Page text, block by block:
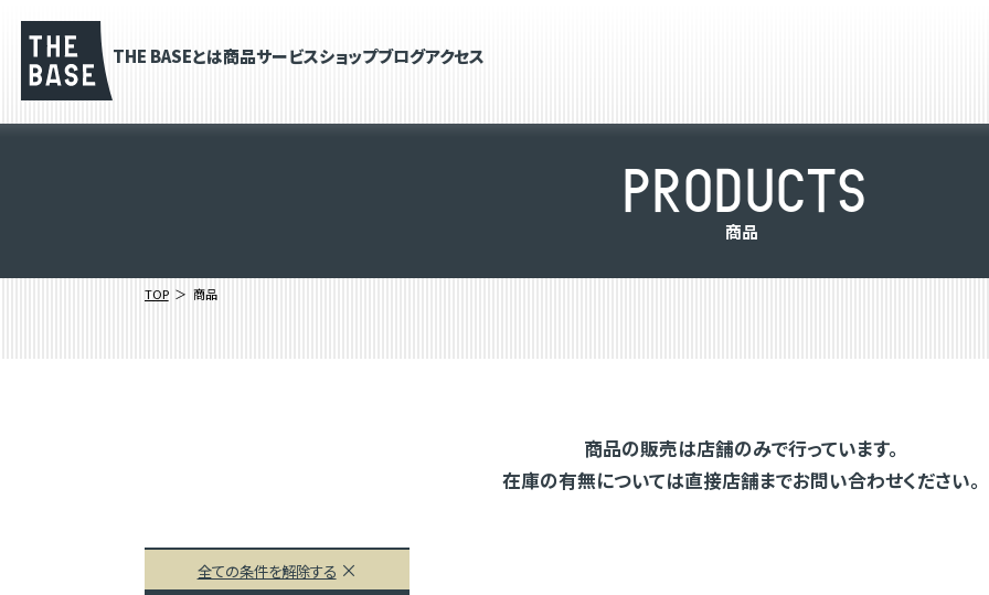
THE BASEとは商品サービスショップブログアクセス
PRODUCTS
商品
TOP 商品
商品の販売は店舗のみで行っています。
在庫の有無については直接店舗までお問い合わせください。
全ての条件を解除する